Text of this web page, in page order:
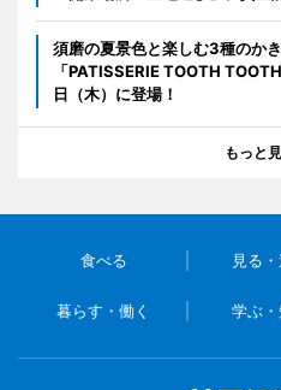
須磨の夏景色と楽しむ3種のか
「PATISSERIE TOOTH
日（木）に登場！
もっと
食べる 見る
暮らす・働く 学ぶ